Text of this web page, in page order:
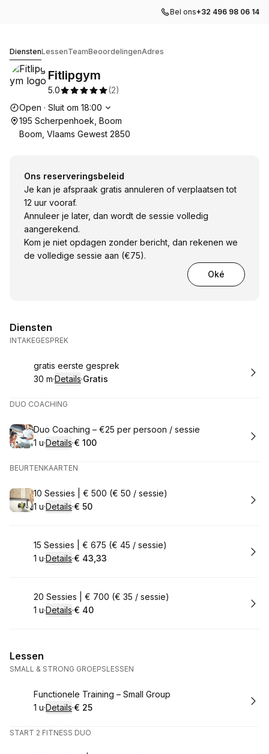
Bel ons+32 496 98 06 14
DienstenLessenTeamBeoordelingenAdres
Fitlipgym
5.0 (2)
Openingstijden
Open · Sluit om 18:00
195 Scherpenhoek, Boom
Boom, Vlaams Gewest 2850
Ons reserveringsbeleid
Je kan je afspraak gratis annuleren of verplaatsen tot
12 uur vooraf.
Annuleer je later, dan wordt de sessie volledig
aangerekend.
Kom je niet opdagen zonder bericht, dan rekenen we
de volledige sessie aan (€75).
Oké
Diensten
INTAKEGESPREK
Boek
gratis eerste gesprek
.Duur:
30 m·Details·
.Prijs:
Gratis
DUO COACHING
Boek
Duo Coaching – €25 per persoon / sessie
. Duur:
1 u·Details·
.Prijs:
€ 100
BEURTENKAARTEN
Boek
10 Sessies | € 500 (€ 50 / sessie)
. Duur:
1 u·Details·
.Prijs:
€ 50
Boek
15 Sessies | € 675 (€ 45 / sessie)
. Duur:
1 u·Details·
.Prijs::
€ 43,33
Boek
20 Sessies | € 700 (€ 35 / sessie)
. Duur:
1 u·Details·
.Prijs:
€ 40
Lessen
SMALL & STRONG GROEPSLESSEN
Boek
Functionele Training – Small Group
. Duur:
1 u·Details·
.Prijs:
€ 25
START 2 FITNESS DUO